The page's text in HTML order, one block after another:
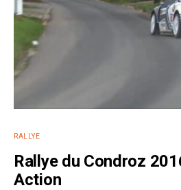
RALLYE
Rallye du Condroz
Action